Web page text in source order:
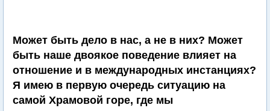
Может быть дело в нас, а не в них? Может
быть наше двоякое поведение влияет на
отношение и в международных инстанциях?
Я имею в первую очередь ситуацию на
самой Храмовой горе, где мы